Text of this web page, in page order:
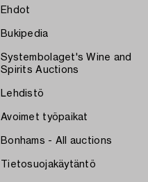
Ehdot
Bukipedia
Systembolaget's Wine and
Spirits Auctions
Lehdistö
Avoimet työpaikat
Bonhams - All auctions
Tietosuojakäytäntö